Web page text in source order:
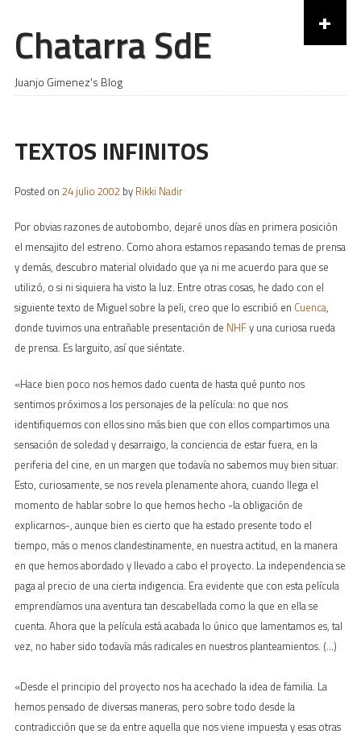
Chatarra SdE
Juanjo Gimenez's Blog
+
Skip to content
TEXTOS INFINITOS
Posted on 24 julio 2002by Rikki Nadir
Por obvias razones de autobombo, dejaré unos días en primera posición
el mensajito del estreno. Como ahora estamos repasando temas de prensa
y demás, descubro material olvidado que ya ni me acuerdo para que se
utilizó, o si ni siquiera ha visto la luz. Entre otras cosas, he dado con el
siguiente texto de Miguel sobre la peli, creo que lo escribió en Cuenca,
donde tuvimos una entrañable presentación de NHFy una curiosa rueda
de prensa. Es larguito, así que siéntate.
«Hace bien poco nos hemos dado cuenta de hasta qué punto nos
sentimos próximos a los personajes de la película: no que nos
identifiquemos con ellos sino más bien que con ellos compartimos una
sensación de soledad y desarraigo, la conciencia de estar fuera, en la
periferia del cine, en un margen que todavía no sabemos muy bien situar.
Esto, curiosamente, se nos revela plenamente ahora, cuando llega el
momento de hablar sobre lo que hemos hecho -la obligación de
explicarnos-, aunque bien es cierto que ha estado presente todo el
tiempo, más o menos clandestinamente, en nuestra actitud, en la manera
en que hemos abordado y llevado a cabo el proyecto. La independencia se
paga al precio de una cierta indigencia. Era evidente que con esta película
emprendíamos una aventura tan descabellada como la que en ella se
cuenta. Ahora que la película está acabada lo único que lamentamos es, tal
vez, no haber sido todavía más radicales en nuestros planteamientos. (…)
«Desde el principio del proyecto nos ha acechado la idea de familia. La
hemos pensado de diversas maneras, pero sobre todo desde la
contradicción que se da entre aquella que nos viene impuesta y esas otras